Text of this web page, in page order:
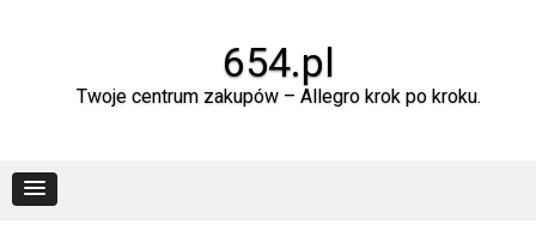
654.pl
Twoje centrum zakupów – Allegro krok po kroku.